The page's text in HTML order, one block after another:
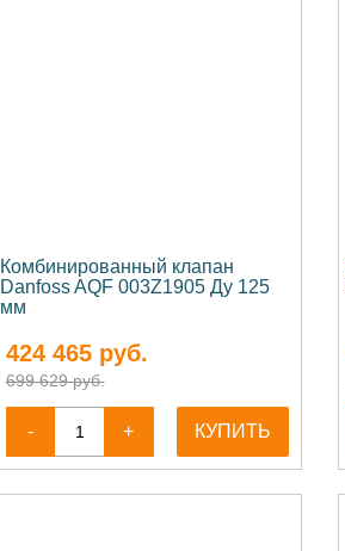
Комбинированный клапан
Danfoss AQF 003Z1905 Ду 125
мм
424 465руб.
699 629 руб.
- + КУПИТЬ